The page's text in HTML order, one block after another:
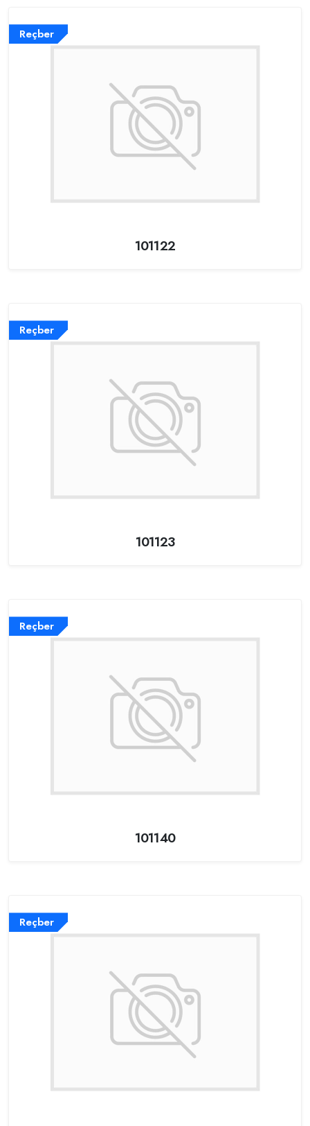
Reçber
101122
Reçber
101123
Reçber
101140
Reçber